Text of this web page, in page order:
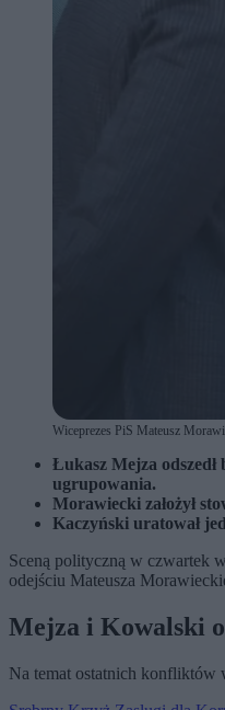
Wiceprezes PiS Mateusz
Łukasz Mejza
ugrupowania.
Morawiecki założył
Kaczyński uratował
Sceną polityczną w czwartek
odejściu Mateusza
Mejza i Kowalski
Na temat ostatnich konfliktów